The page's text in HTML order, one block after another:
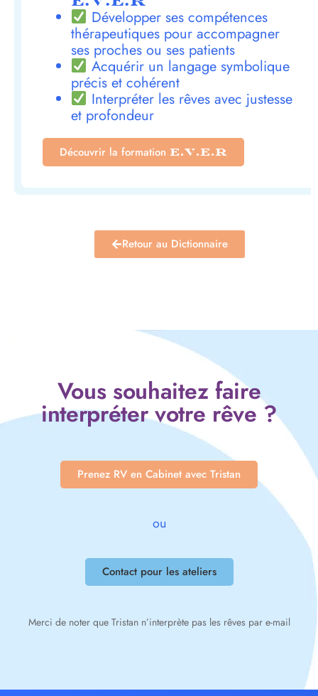
Développer ses compétences
thérapeutiques pour accompagner
ses proches ou ses patients
Acquérir un langage symbolique
précis et cohérent
Interpréter les rêves avec justesse
et profondeur
Découvrir la formation E.V.E.R
Retour au Dictionnaire
Vous souhaitez faire
interpréter votre rêve ?
Prenez RV en Cabinet avec Tristan
ou
Contact pour les ateliers
Merci de noter que Tristan n’interprète pas les rêves par e-mail